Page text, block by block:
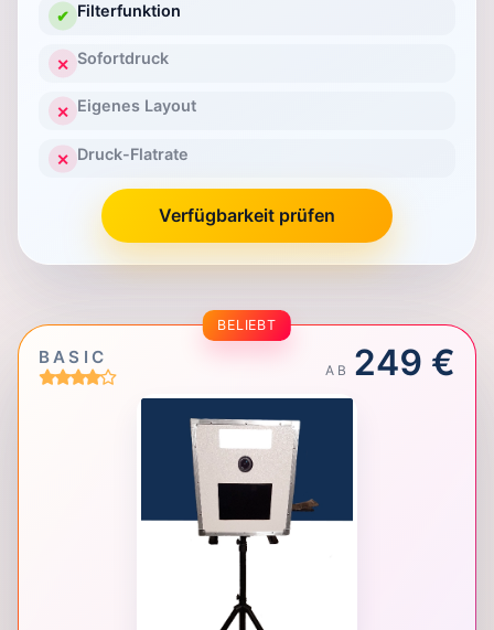
✔ Filterfunktion
✕ Sofortdruck
✕ Eigenes Layout
✕ Druck-Flatrate
Verfügbarkeit prüfen
BELIEBT
BASIC
AB 249 €